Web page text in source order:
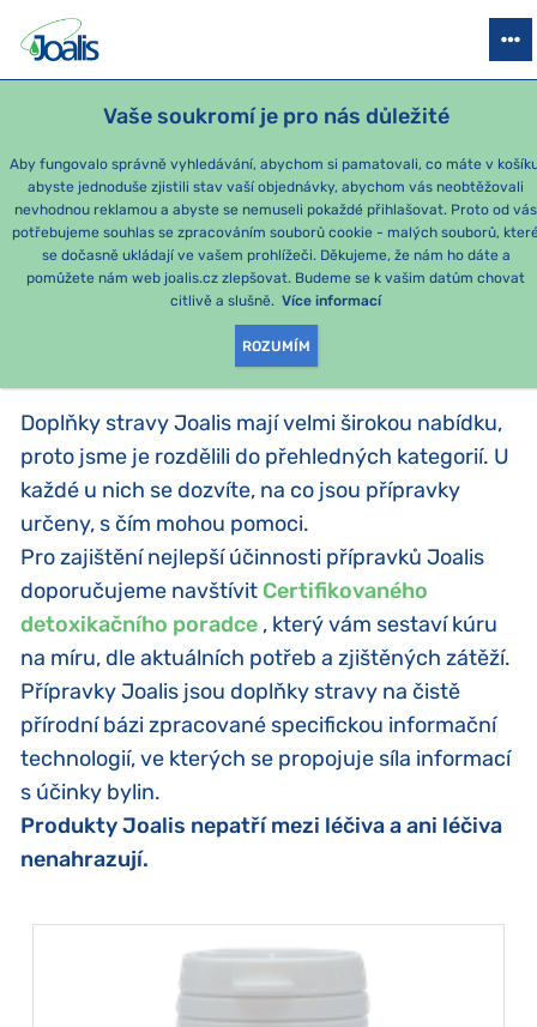
Vaše soukromí je pro nás důležité
Aby fungovalo správně vyhledávání, abychom si pamatovali, co máte v
abyste jednoduše zjistili stav vaší objednávky, abychom vás neobtěžovali
nevhodnou reklamou a abyste se nemuseli pokaždé přihlašovat. Proto od vás
potřebujeme souhlas se zpracováním souborů cookie - malých souborů,
se dočasně ukládají ve vašem prohlížeči. Děkujeme, že nám ho dáte a
pomůžete nám web joalis.cz zlepšovat. Budeme se k vašim datům chovat
citlivě a slušně. Více informací
ROZUMÍM
PRODUKTY PODLE OBTÍŽÍ SEZÓNNÍ BALÍČKY PRO DĚTI
Momentálně nejoblíbenější produkty
PRODUKTY PODLE
KATEGORIE:
PODLE KATEGORIE
Doplňky stravy Joalis mají velmi širokou nabídku,
proto jsme je rozdělili do přehledných kategorií. U
každé u nich se dozvíte, na co jsou přípravky
určeny, s čím mohou pomoci.
Pro zajištění nejlepší účinnosti přípravků Joalis
doporučujeme navštívit Certifikovaného
detoxikačního poradce , který vám sestaví kúru
na míru, dle aktuálních potřeb a zjištěných zátěží.
Přípravky Joalis jsou doplňky stravy na čistě
přírodní bázi zpracované specifickou informační
technologií, ve kterých se propojuje síla informací
s účinky bylin.
Produkty Joalis nepatří mezi léčiva a ani léčiva
nenahrazují.